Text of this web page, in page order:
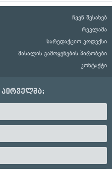
ჩვენ შესახებ
რეკლამა
სარედაქციო კოდექსი
მასალის გამოყენების პირობები
კონტაქტი
პირველმა: